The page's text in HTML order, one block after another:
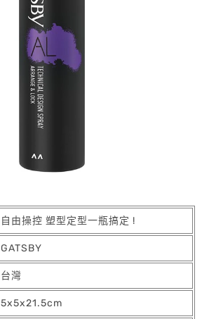
自由操控 塑型定型一瓶搞定 !
GATSBY
台灣
5x5x21.5cm